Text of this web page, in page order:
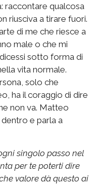
raccontare qualcosa
riusciva a tirare fuori.
di me che riesce a
male o che mi
sotto forma di
vita normale.
solo che
ha il coraggio di dire
non va. Matteo
e parla a
singolo passo nel
per te poterti dire
valore dà questo ai